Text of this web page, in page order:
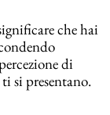
che hai
di
si presentano.